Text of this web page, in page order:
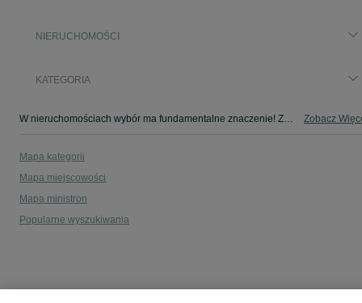
NIERUCHOMOŚCI
KATEGORIA
W nieruchomościach wybór ma fundamentalne znaczenie! Znajdź wymarzony lokal w kategorii Nieruchomości na OLX - Klonówiec i okolice! Zobacz
Mapa kategorii
Mapa miejscowości
Mapa ministron
Popularne wyszukiwania